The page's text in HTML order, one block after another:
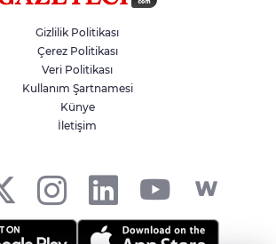
Siverek’te Mahmut Gülel Dönemi
Filistin Konvoyuna Coşkulu Karşılama
Gizlilik Politikası
Çerez Politikası
Veri Politikası
Kullanım Şartnamesi
Künye
İletişim